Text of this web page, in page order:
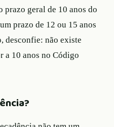
prazo geral de 10 anos do
prazo de 12 ou 15 anos
desconfie: não existe
a 10 anos no Código